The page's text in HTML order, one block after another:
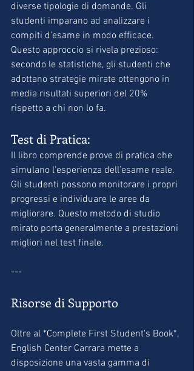
diverse tipologie di domande. Gli
studenti imparano ad analizzare i
compiti d’esame in modo efficace.
Questo approccio si rivela prezioso:
secondo le statistiche, gli studenti che
adottano strategie mirate ottengono in
media risultati superiori del 20%
rispetto a chi non lo fa.
Test di Pratica:
Il libro comprende prove di pratica che
simulano l'esperienza dell’esame reale.
Gli studenti possono monitorare i propri
progressi e individuare le aree da
migliorare. Questo metodo di studio
mirato porta generalmente a prestazioni
migliori nel test finale.
---
Risorse di Supporto
Oltre al *Complete First Student's Book*,
English Center Carrara mette a
disposizione una vasta gamma di